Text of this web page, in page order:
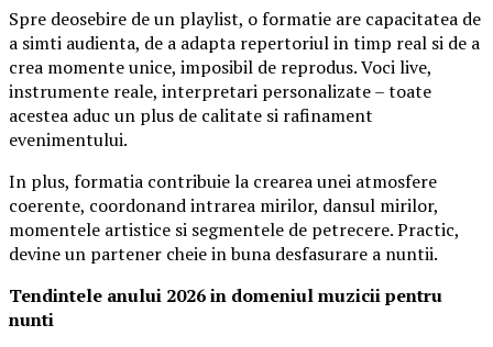
Spre deosebire de un playlist, o formatie are capacitatea de
a simti audienta, de a adapta repertoriul in timp real si de a
crea momente unice, imposibil de reprodus. Voci live,
instrumente reale, interpretari personalizate – toate
acestea aduc un plus de calitate si rafinament
evenimentului.
In plus, formatia contribuie la crearea unei atmosfere
coerente, coordonand intrarea mirilor, dansul mirilor,
momentele artistice si segmentele de petrecere. Practic,
devine un partener cheie in buna desfasurare a nuntii.
Tendintele anului 2026 in domeniul muzicii pentru
nunti